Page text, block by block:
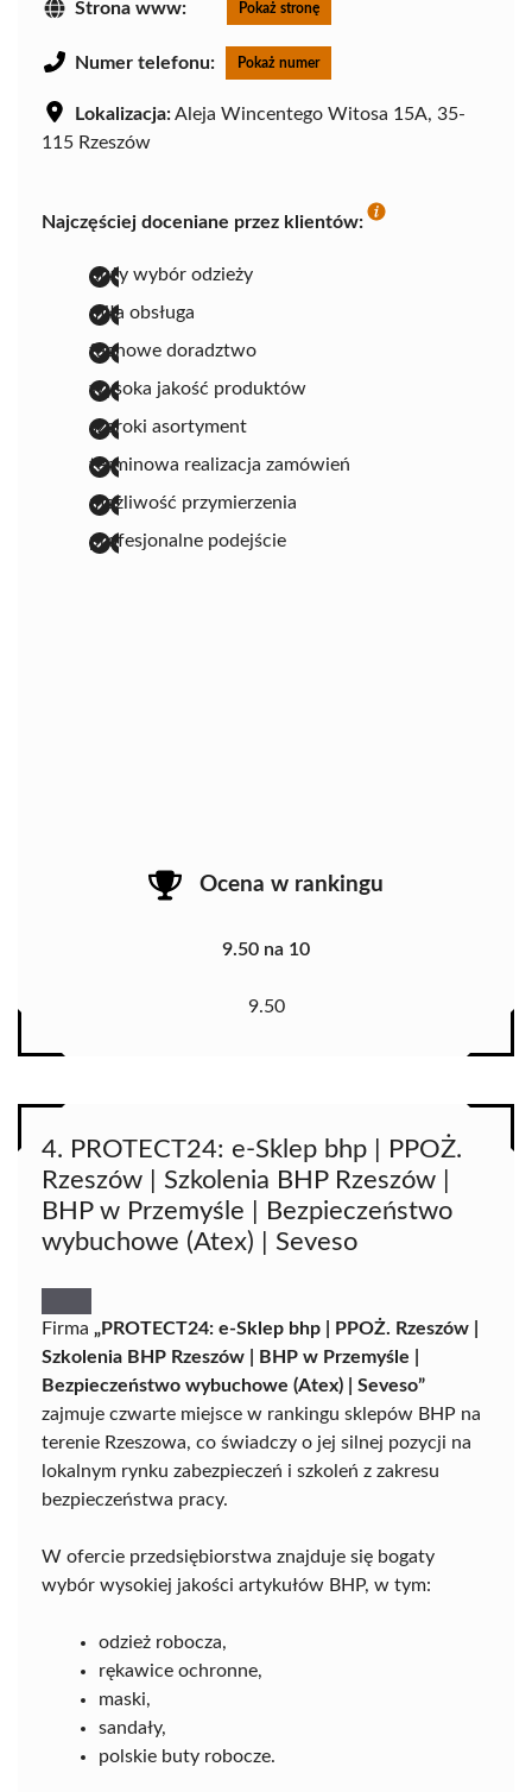
Strona www: Pokaż stronę
Numer telefonu: Pokaż numer
Lokalizacja:Aleja Wincentego Witosa 15A, 35-
115 Rzeszów
Najczęściej doceniane przez klientów:
duży wybór odzieży
miła obsługa
fachowe doradztwo
wysoka jakość produktów
szeroki asortyment
terminowa realizacja zamówień
możliwość przymierzenia
profesjonalne podejście
Ocena w rankingu
9.50 na 10
9.50
4. PROTECT24: e-Sklep bhp | PPOŻ.
Rzeszów | Szkolenia BHP Rzeszów |
BHP w Przemyśle | Bezpieczeństwo
wybuchowe (Atex) | Seveso
Firma „PROTECT24: e-Sklep bhp | PPOŻ. Rzeszów |
Szkolenia BHP Rzeszów | BHP w Przemyśle |
Bezpieczeństwo wybuchowe (Atex) | Seveso”
zajmuje czwarte miejsce w rankingu sklepów BHP na
terenie Rzeszowa, co świadczy o jej silnej pozycji na
lokalnym rynku zabezpieczeń i szkoleń z zakresu
bezpieczeństwa pracy.
W ofercie przedsiębiorstwa znajduje się bogaty
wybór wysokiej jakości artykułów BHP, w tym:
odzież robocza,
rękawice ochronne,
maski,
sandały,
polskie buty robocze.